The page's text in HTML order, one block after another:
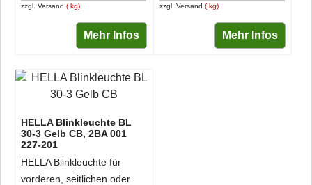
zzgl. Versand kg
Mehr Infos
zzgl. Versand kg
Mehr Infos
HELLA Blinkleuchte BL
30-3 Gelb CB, 2BA 001
227-201
HELLA Blinkleuchte für
vorderen, seitlichen oder